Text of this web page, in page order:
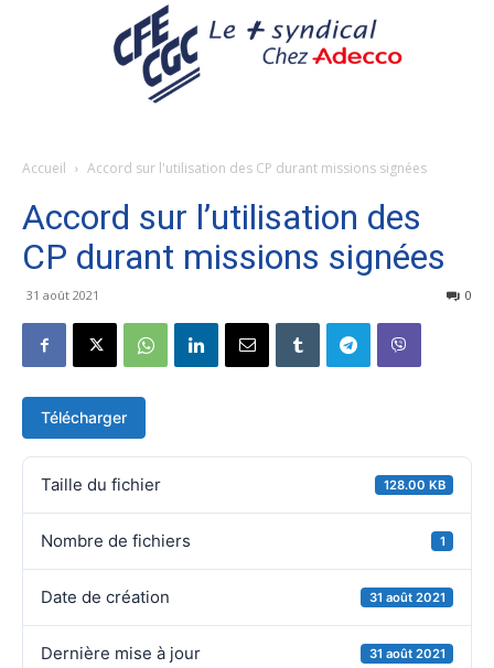
Accueil Accord sur l'utilisation des CP durant missions signées
Accord sur l’utilisation des
CP durant missions signées
31 août 2021 0
Télécharger
Taille du fichier 128.00 KB
Nombre de fichiers 1
Date de création 31 août 2021
Dernière mise à jour 31 août 2021